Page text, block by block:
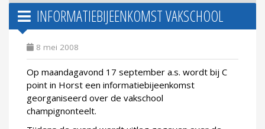
INFORMATIEBIJEENKOMST VAKSCHOOL
8 mei 2008
Op maandagavond 17 september a.s. wordt bij C
point in Horst een informatiebijeenkomst
georganiseerd over de vakschool
champignonteelt.